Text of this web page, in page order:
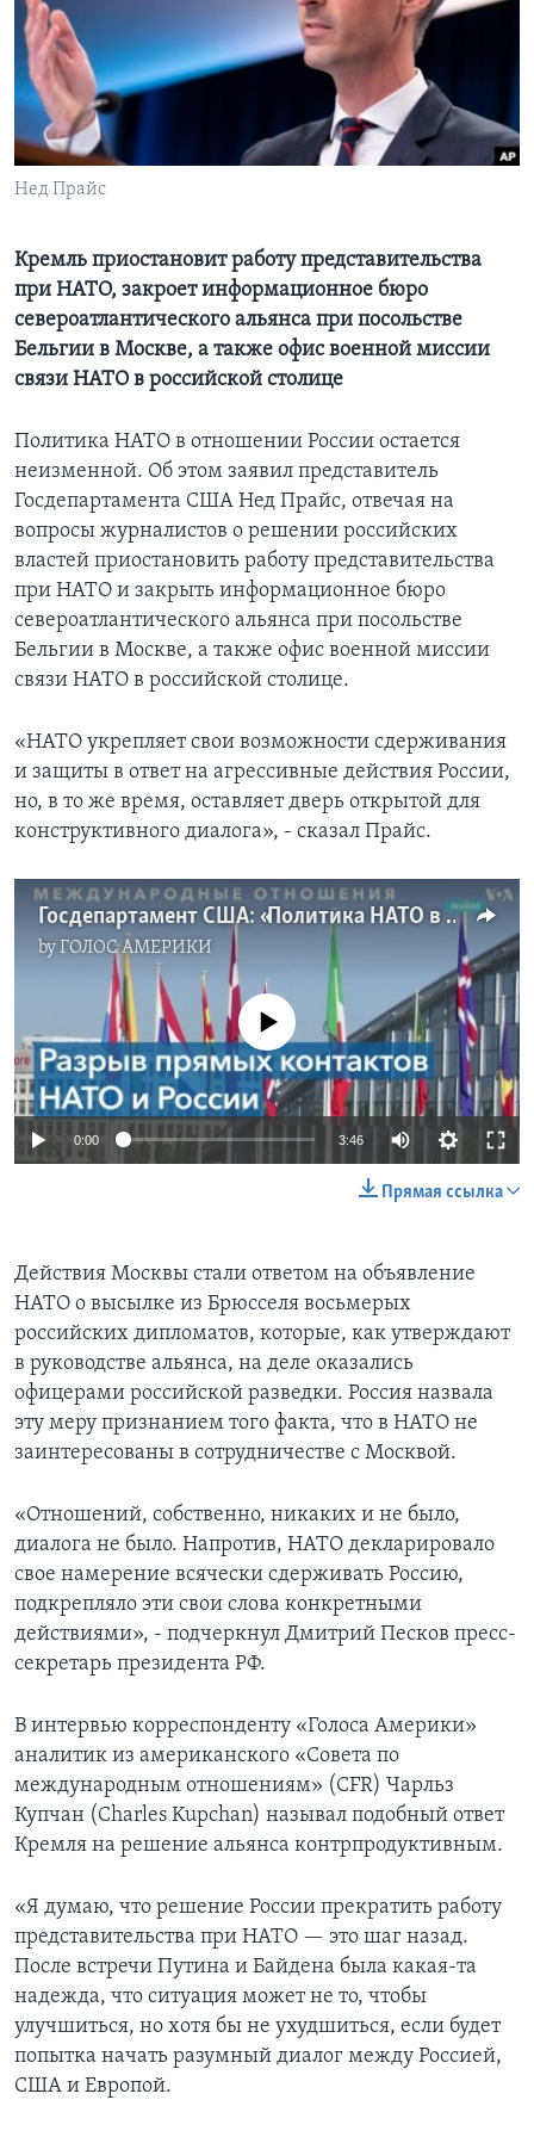
Learning English
СОЦИАЛЬНЫЕ СЕТИ
Нед Прайс
Кремль приостановит работу представительства
при НАТО, закроет информационное бюро
североатлантического альянса при посольстве
Бельгии в Москве, а также офис военной миссии
связи НАТО в российской столице
Политика НАТО в отношении России остается
неизменной. Об этом заявил представитель
Госдепартамента США Нед Прайс, отвечая на
вопросы журналистов о решении российских
властей приостановить работу представительства
при НАТО и закрыть информационное бюро
североатлантического альянса при посольстве
Бельгии в Москве, а также офис военной миссии
связи НАТО в российской столице.
«НАТО укрепляет свои возможности сдерживания
и защиты в ответ на агрессивные действия России,
но, в то же время, оставляет дверь открытой для
конструктивного диалога», - сказал Прайс.
Госдепартамент США: «Политика НАТО в отношении России остается неизменной»
byГОЛОС АМЕРИКИ
No media source currently available
0:00 3:46
Прямая ссылка
Действия Москвы стали ответом на объявление
НАТО о высылке из Брюсселя восьмерых
российских дипломатов, которые, как утверждают
в руководстве альянса, на деле оказались
офицерами российской разведки. Россия назвала
эту меру признанием того факта, что в НАТО не
заинтересованы в сотрудничестве с Москвой.
«Отношений, собственно, никаких и не было,
диалога не было. Напротив, НАТО декларировало
свое намерение всячески сдерживать Россию,
подкрепляло эти свои слова конкретными
действиями», - подчеркнул Дмитрий Песков пресс-
секретарь президента РФ.
В интервью корреспонденту «Голоса Америки»
аналитик из американского «Совета по
международным отношениям» (CFR) Чарльз
Купчан (Charles Kupchan) называл подобный ответ
Кремля на решение альянса контрпродуктивным.
«Я думаю, что решение России прекратить работу
представительства при НАТО — это шаг назад.
После встречи Путина и Байдена была какая-та
надежда, что ситуация может не то, чтобы
улучшиться, но хотя бы не ухудшиться, если будет
попытка начать разумный диалог между Россией,
США и Европой.